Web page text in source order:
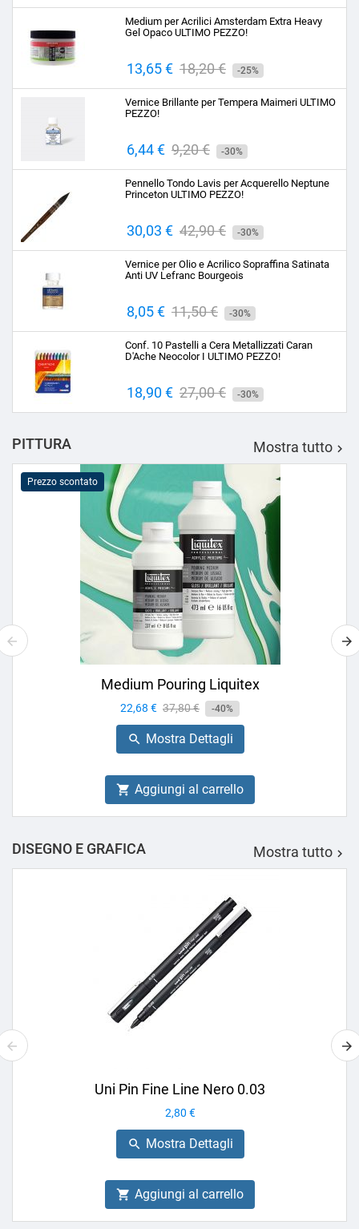
base
Medium per Acrilici Amsterdam Extra Heavy
Gel Opaco ULTIMO PEZZO!
Prezzo
13,65 € Prezzo
base
18,20 € -25%
Vernice Brillante per Tempera Maimeri ULTIMO
PEZZO!
Prezzo
6,44 € Prezzo
base
9,20 € -30%
Pennello Tondo Lavis per Acquerello Neptune
Princeton ULTIMO PEZZO!
Prezzo
30,03 € Prezzo
base
42,90 € -30%
Vernice per Olio e Acrilico Sopraffina Satinata
Anti UV Lefranc Bourgeois
Prezzo
8,05 € Prezzo
base
11,50 € -30%
Conf. 10 Pastelli a Cera Metallizzati Caran
D'Ache Neocolor I ULTIMO PEZZO!
Prezzo
18,90 € Prezzo
base
27,00 € -30%
PITTURA Mostra tutto 
Prezzo scontato
Medium Pouring Liquitex
Prezzo
22,68 € Prezzo
base
37,80 € -40%
 Mostra Dettagli
 Aggiungi al carrello
DISEGNO E GRAFICA Mostra tutto 
Uni Pin Fine Line Nero 0.03
Prezzo
2,80 €
 Mostra Dettagli
 Aggiungi al carrello